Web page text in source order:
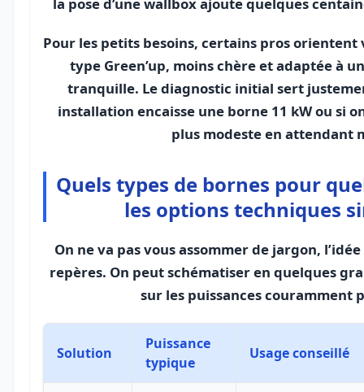
Pour les petits besoins, certains pros orientent
type Green’up, moins chère et adaptée à
tranquille. Le diagnostic initial sert
installation encaisse une borne 11 kW ou si
plus modeste en attendant
Quels types de bornes pour
les options techniques
On ne va pas vous assommer de jargon,
repères. On peut schématiser en quelques
sur les puissances couramment
Solution
Puissance
typique
Usage conseillé